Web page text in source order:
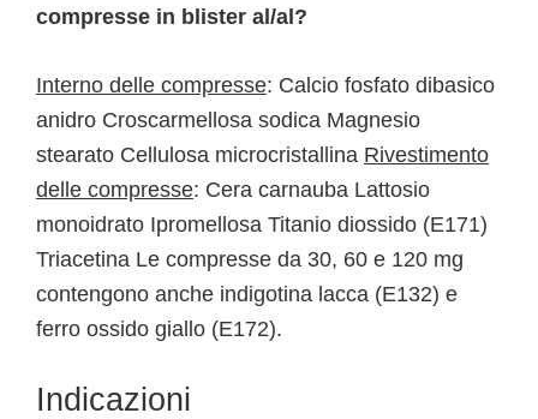
compresse in blister al/al?
Interno delle compresse: Calcio fosfato dibasico
anidro Croscarmellosa sodica Magnesio
stearato Cellulosa microcristallina Rivestimento
delle compresse: Cera carnauba Lattosio
monoidrato Ipromellosa Titanio diossido (E171)
Triacetina Le compresse da 30, 60 e 120 mg
contengono anche indigotina lacca (E132) e
ferro ossido giallo (E172).
Indicazioni